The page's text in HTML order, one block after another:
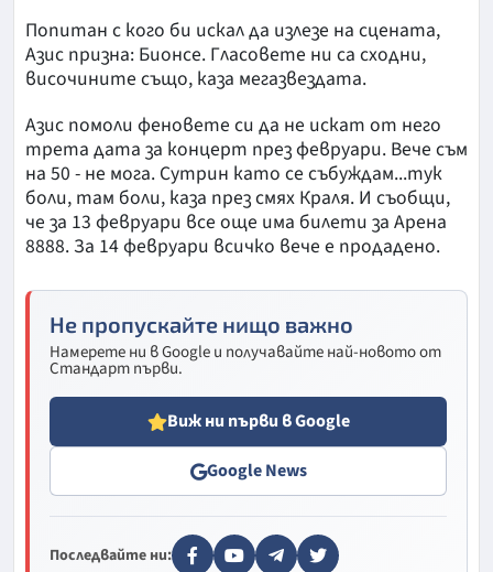
Попитан с кого би искал да излезе на сцената,
Азис призна: Бионсе. Гласовете ни са сходни,
височините също, каза мегазвездата.
Азис помоли феновете си да не искат от него
трета дата за концерт през февруари. Вече съм
на 50 - не мога. Сутрин като се събуждам...тук
боли, там боли, каза през смях Краля. И съобщи,
че за 13 февруари все още има билети за Арена
8888. За 14 февруари всичко вече е продадено.
Не пропускайте нищо важно
Намерете ни в Google и получавайте най-новото от
Стандарт първи.
Виж ни първи в Google
Google News
Последвайте ни: